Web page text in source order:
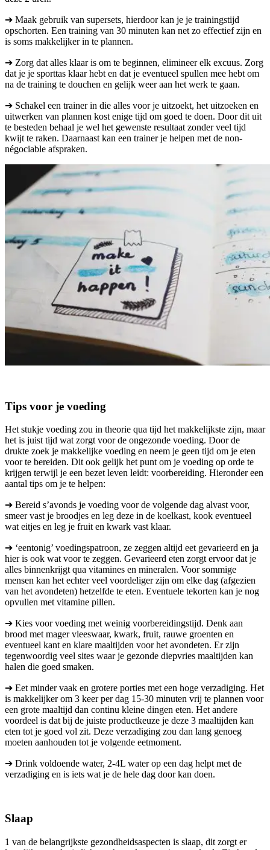
➔ Maak gebruik van supersets, hierdoor kan je je trainingstijd
opschorten. Een training van 30 minuten kan net zo effectief zijn en
is soms makkelijker in te plannen.
➔ Zorg dat alles klaar is om te beginnen, elimineer elk excuus. Zorg
dat je je sporttas klaar hebt en dat je eventueel spullen mee hebt om
na de training te douchen en gelijk weer aan het werk te gaan.
➔ Schakel een trainer in die alles voor je uitzoekt, het uitzoeken en
uitwerken van plannen kost enige tijd om goed te doen. Door dit uit
te besteden behaal je wel het gewenste resultaat zonder veel tijd
kwijt te raken. Daarnaast kan een trainer je helpen met de non-
négociable afspraken.
Tips voor je voeding
Het stukje voeding zou in theorie qua tijd het makkelijkste zijn, maar
het is juist tijd wat zorgt voor de ongezonde voeding. Door de
drukte zoek je makkelijke voeding en neem je geen tijd om je eten
voor te bereiden. Dit ook gelijk het punt om je voeding op orde te
krijgen terwijl je een bezet leven leidt: voorbereiding. Hieronder een
aantal tips om je te helpen:
➔ Bereid s’avonds je voeding voor de volgende dag alvast voor,
smeer vast je broodjes en leg deze in de koelkast, kook eventueel
wat eitjes en leg je fruit en kwark vast klaar.
➔ ‘eentonig’ voedingspatroon, ze zeggen altijd eet gevarieerd en ja
hier is ook wat voor te zeggen. Gevarieerd eten zorgt ervoor dat je
alles binnenkrijgt qua vitamines en mineralen. Voor sommige
mensen kan het echter veel voordeliger zijn om elke dag (afgezien
van het avondeten) hetzelfde te eten. Eventuele tekorten kan je nog
opvullen met vitamine pillen.
➔ Kies voor voeding met weinig voorbereidingstijd. Denk aan
brood met mager vleeswaar, kwark, fruit, rauwe groenten en
eventueel kant en klare maaltijden voor het avondeten. Er zijn
tegenwoordig veel sites waar je gezonde diepvries maaltijden kan
halen die goed smaken.
➔ Eet minder vaak en grotere porties met een hoge verzadiging. Het
is makkelijker om 3 keer per dag 15-30 minuten vrij te plannen voor
een grote maaltijd dan continu kleine dingen eten. Het andere
voordeel is dat bij de juiste productkeuze je deze 3 maaltijden kan
eten tot je goed vol zit. Deze verzadiging zou dan lang genoeg
moeten aanhouden tot je volgende eetmoment.
➔ Drink voldoende water, 2-4L water op een dag helpt met de
verzadiging en is iets wat je de hele dag door kan doen.
Slaap
1 van de belangrijkste gezondheidsaspecten is slaap, dit zorgt er